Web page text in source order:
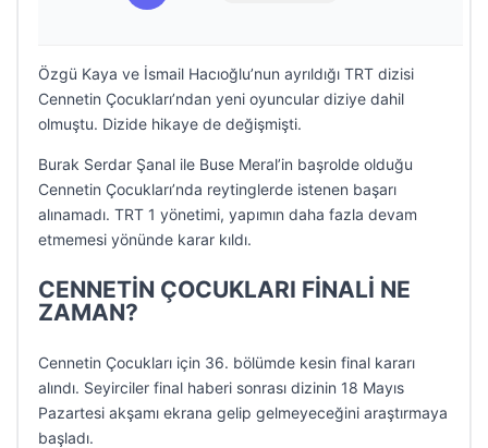
Özgü Kaya ve İsmail Hacıoğlu’nun ayrıldığı TRT dizisi
Cennetin Çocukları’ndan yeni oyuncular diziye dahil
olmuştu. Dizide hikaye de değişmişti.
Burak Serdar Şanal ile Buse Meral’in başrolde olduğu
Cennetin Çocukları’nda reytinglerde istenen başarı
alınamadı. TRT 1 yönetimi, yapımın daha fazla devam
etmemesi yönünde karar kıldı.
CENNETİN ÇOCUKLARI FİNALİ NE
ZAMAN?
Cennetin Çocukları için 36. bölümde kesin final kararı
alındı. Seyirciler final haberi sonrası dizinin 18 Mayıs
Pazartesi akşamı ekrana gelip gelmeyeceğini araştırmaya
başladı.